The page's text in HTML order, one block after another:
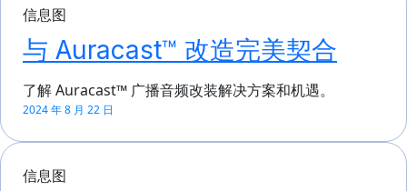
信息图
与 Auracast™ 改造完美契合
了解 Auracast™ 广播音频改装解决方案和机遇。
2024 年 8 月 22 日
信息图